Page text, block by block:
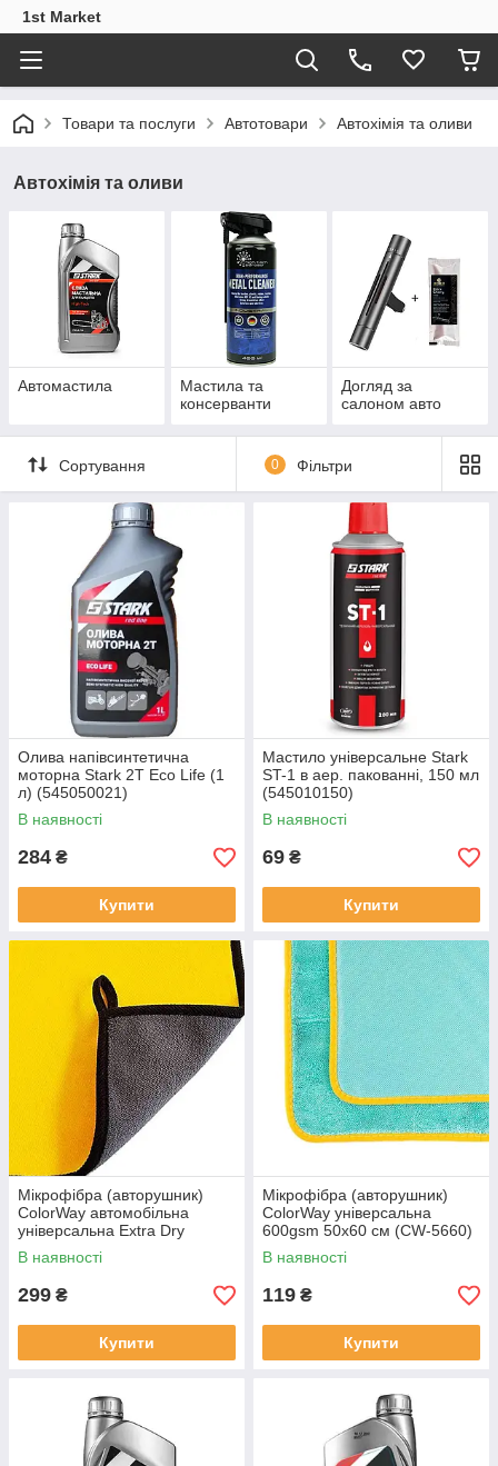
1st Market
Товари та послуги Автотовари Автохімія та оливи
Автохімія та оливи
Автомастила
Мастила та
консерванти
Догляд за
салоном авто
Сортування 0 Фільтри
Олива напівсинтетична
моторна Stark 2T Eco Life (1
л) (545050021)
В наявності
284 ₴
Купити
Мастило універсальне Stark
ST-1 в аер. пакованні, 150 мл
(545010150)
В наявності
69 ₴
Купити
Мікрофібра (авторушник)
ColorWay автомобільна
універсальна Extra Dry
800gsm 50х60 см жовто-сірий
(CW-5608)
В наявності
299 ₴
Купити
Мікрофібра (авторушник)
ColorWay універсальна
600gsm 50х60 см (CW-5660)
В наявності
119 ₴
Купити